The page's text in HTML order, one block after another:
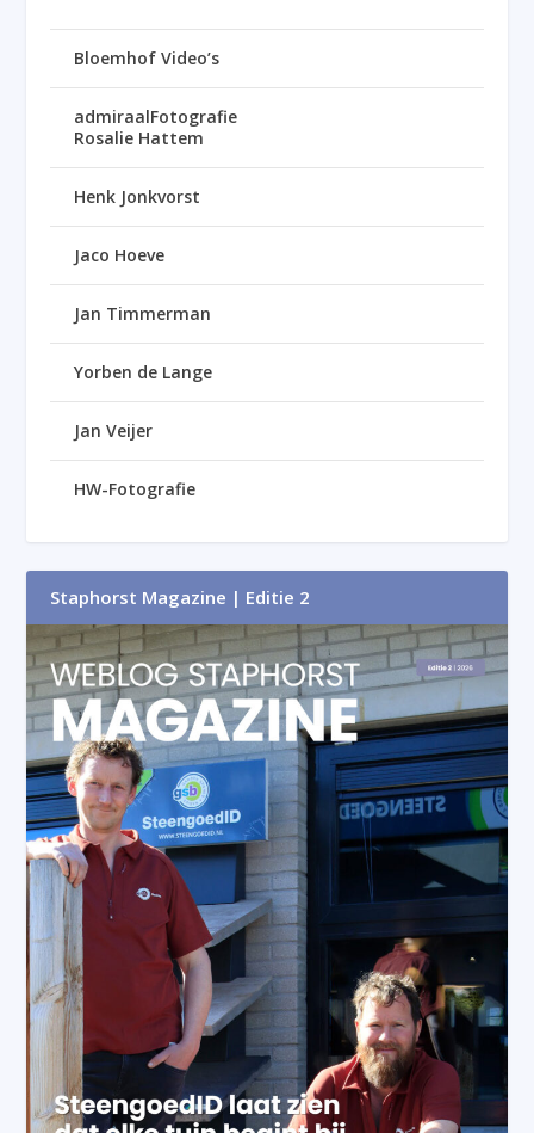
Bloemhof Video’s
admiraalFotografie
Rosalie Hattem
Henk Jonkvorst
Jaco Hoeve
Jan Timmerman
Yorben de Lange
Jan Veijer
HW-Fotografie
Staphorst Magazine | Editie 2